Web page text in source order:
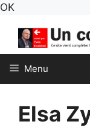
OKAller
contenu
Menu
Elsa